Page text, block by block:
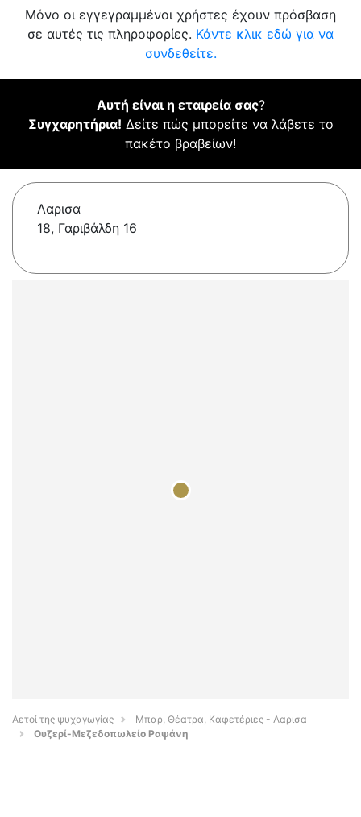
Μόνο οι εγγεγραμμένοι χρήστες έχουν πρόσβαση
σε αυτές τις πληροφορίες. Κάντε κλικ εδώ για να
συνδεθείτε.
Αυτή είναι η εταιρεία σας?
Συγχαρητήρια! Δείτε πώς μπορείτε να λάβετε το
πακέτο βραβείων!
Λαρισα
18, Γαριβάλδη 16
Αετοί της ψυχαγωγίας
Μπαρ, Θέατρα, Καφετέριες - Λαρισα
Ουζερί-Μεζεδοπωλείο Ραψάνη